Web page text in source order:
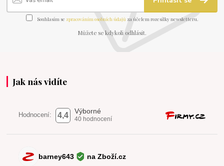
Souhlasím se zpracováním osobních údajů za účelem rozesílky newsletteru.
Můžete se kdykoli odhlásit.
Jak nás vidíte